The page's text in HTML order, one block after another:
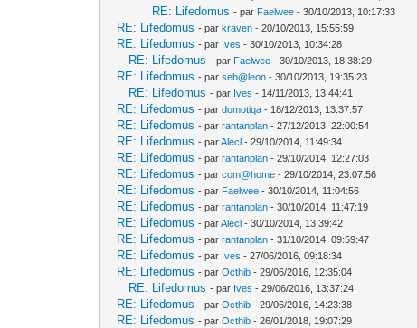
RE: Lifedomus - par Faelwee - 30/10/2013, 10:17:33
RE: Lifedomus - parkraven - 20/10/2013, 15:55:59
RE: Lifedomus - par Ives - 30/10/2013, 10:34:28
RE: Lifedomus - par Faelwee - 30/10/2013, 18:38:29
RE: Lifedomus - parseb@leon - 30/10/2013, 19:35:23
RE: Lifedomus - par Ives - 14/11/2013, 13:44:41
RE: Lifedomus - pardomotiqa - 18/12/2013, 13:37:57
RE: Lifedomus - parrantanplan - 27/12/2013, 22:00:54
RE: Lifedomus - parAlecl - 29/10/2014, 11:49:34
RE: Lifedomus - parrantanplan - 29/10/2014, 12:27:03
RE: Lifedomus - parcom@home - 29/10/2014, 23:07:56
RE: Lifedomus - par Faelwee - 30/10/2014, 11:04:56
RE: Lifedomus - parrantanplan - 30/10/2014, 11:47:19
RE: Lifedomus - parAlecl - 30/10/2014, 13:39:42
RE: Lifedomus - parrantanplan - 31/10/2014, 09:59:47
RE: Lifedomus - par Ives - 27/06/2016, 09:18:34
RE: Lifedomus - parOcthib - 29/06/2016, 12:35:04
RE: Lifedomus - par Ives - 29/06/2016, 13:37:24
RE: Lifedomus - parOcthib - 29/06/2016, 14:23:38
RE: Lifedomus - parOcthib - 26/01/2018, 19:07:29